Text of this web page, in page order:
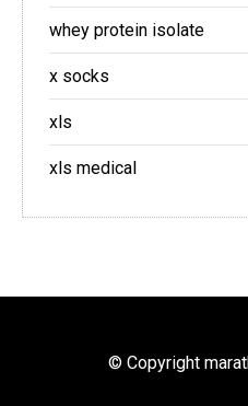
whey protein isolate
x socks
xls
xls medical
© Copyright